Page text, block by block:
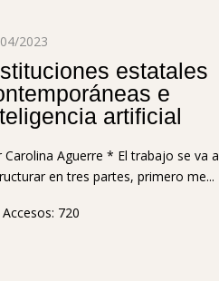
2023
estatales
e
artificial
Carolina Aguerre * El trabajo se va a
en tres partes, primero me...
Accesos: 720